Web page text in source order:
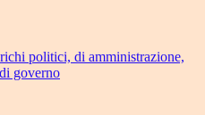
politici, di amministrazione,
governo